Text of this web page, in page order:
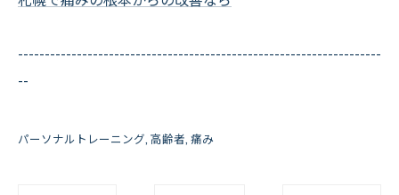
--------------------------------------------------------------------
--
パーソナルトレーニング 高齢者 痛み